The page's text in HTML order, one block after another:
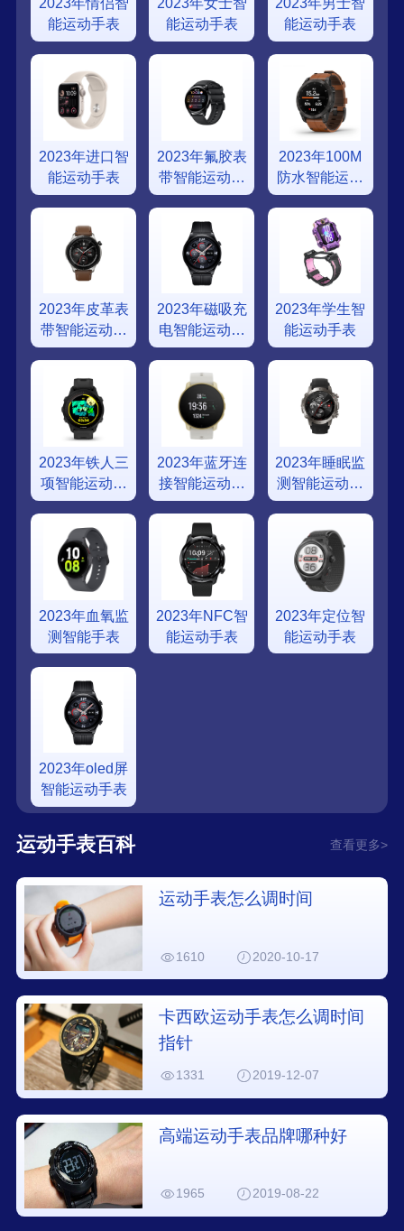
2023年情侣智
能运动手表
2023年女士智
能运动手表
2023年男士智
能运动手表
2023年进口智
能运动手表
2023年氟胶表
带智能运动手
表
2023年100M
防水智能运动
手表
2023年皮革表
带智能运动手
表
2023年磁吸充
电智能运动手
表
2023年学生智
能运动手表
2023年铁人三
项智能运动手
表
2023年蓝牙连
接智能运动手
表
2023年睡眠监
测智能运动手
表
2023年血氧监
测智能手表
2023年NFC智
能运动手表
2023年定位智
能运动手表
2023年oled屏
智能运动手表
运动手表百科 查看更多>
运动手表怎么调时间
1610 2020-10-17
卡西欧运动手表怎么调时间
指针
1331 2019-12-07
高端运动手表品牌哪种好
1965 2019-08-22